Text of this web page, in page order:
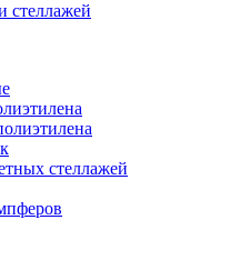
стеллажей
стеллажей